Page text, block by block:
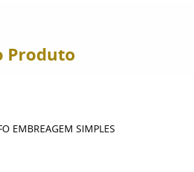
Produto
EMBREAGEM SIMPLES